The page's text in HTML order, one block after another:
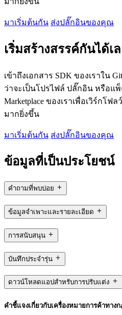
มาเริ่มต้นกัน ส่งปลั๊กอินของคุณ
เริ่มสร้างสรรค์กันได้เ
เข้าถึงเอกสาร SDK ของเราใน
ว่าจะเป็นโปรไฟล์ ปลั๊กอิน หรือแ
Marketplace ของเราเพื่อเวิร์กโ
มากยิ่งขึ้น
มาเริ่มต้นกัน ส่งปลั๊กอินของคุณ
ข้อมูลที่เป็นประโยชน์
คำถามที่พบบ่อย
ข้อมูลจำเพาะและรายละเอียด
การสนับสนุน
บันทึกประจำรุ่น
ดาวน์โหลดแอปสำหรับการปรับแต่ง
คำชี้แจงเกี่ยวกับเครื่องหมายการค้าทาง